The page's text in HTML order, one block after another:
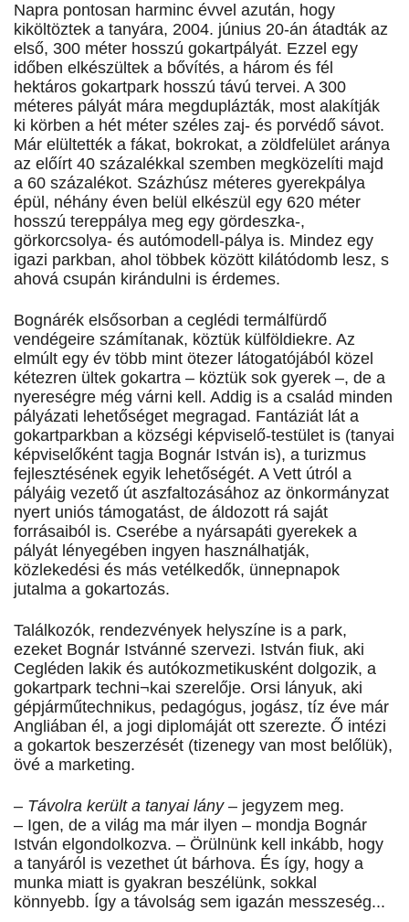
Napra pontosan harminc évvel azután, hogy
kiköltöztek a tanyára, 2004. június 20-án átadták az
első, 300 méter hosszú gokartpályát. Ezzel egy
időben elkészültek a bővítés, a három és fél
hektáros gokartpark hosszú távú tervei. A 300
méteres pályát mára megduplázták, most alakítják
ki körben a hét méter széles zaj- és porvédő sávot.
Már elültették a fákat, bokrokat, a zöldfelület aránya
az előírt 40 százalékkal szemben megközelíti majd
a 60 százalékot. Százhúsz méteres gyerekpálya
épül, néhány éven belül elkészül egy 620 méter
hosszú tereppálya meg egy gördeszka-,
görkorcsolya- és autómodell-pálya is. Mindez egy
igazi parkban, ahol többek között kilátódomb lesz, s
ahová csupán kirándulni is érdemes.
Bognárék elsősorban a ceglédi termálfürdő
vendégeire számítanak, köztük külföldiekre. Az
elmúlt egy év több mint ötezer látogatójából közel
kétezren ültek gokartra – köztük sok gyerek –, de a
nyereségre még várni kell. Addig is a család minden
pályázati lehetőséget megragad. Fantáziát lát a
gokartparkban a községi képviselő-testület is (tanyai
képviselőként tagja Bognár István is), a turizmus
fejlesztésének egyik lehetőségét. A Vett útról a
pályáig vezető út aszfaltozásához az önkormányzat
nyert uniós támogatást, de áldozott rá saját
forrásaiból is. Cserébe a nyársapáti gyerekek a
pályát lényegében ingyen használhatják,
közlekedési és más vetélkedők, ünnepnapok
jutalma a gokartozás.
Találkozók, rendezvények helyszíne is a park,
ezeket Bognár Istvánné szervezi. István fiuk, aki
Cegléden lakik és autókozmetikusként dolgozik, a
gokartpark techni¬kai szerelője. Orsi lányuk, aki
gépjárműtechnikus, pedagógus, jogász, tíz éve már
Angliában él, a jogi diplomáját ott szerezte. Ő intézi
a gokartok beszerzését (tizenegy van most belőlük),
övé a marketing.
– Távolra került a tanyai lány – jegyzem meg.
– Igen, de a világ ma már ilyen – mondja Bognár
István elgondolkozva. – Örülnünk kell inkább, hogy
a tanyáról is vezethet út bárhova. És így, hogy a
munka miatt is gyakran beszélünk, sokkal
könnyebb. Így a távolság sem igazán messzeség...